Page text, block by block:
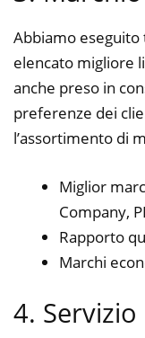
Abbiamo
elencato migliore
anche preso in
preferenze dei
l’assortimento di
Miglior
Company,
Rapporto
Marchi
4.